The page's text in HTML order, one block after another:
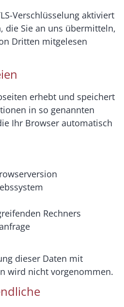
Verschlüsselung aktiviert
die Sie an uns übermitteln,
Dritten mitgelesen
erhebt und speichert
in so genannten
Ihr Browser automatisch
Rechners
dieser Daten mit
wird nicht vorgenommen.